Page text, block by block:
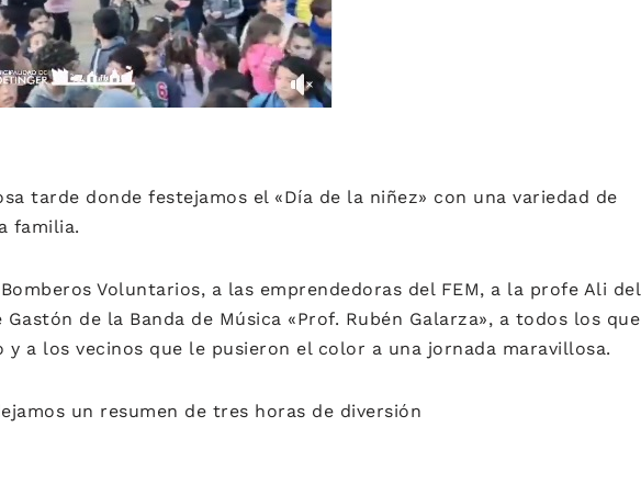
tarde donde festejamos el «Día de la niñez» con una variedad de
familia.
Voluntarios, a las emprendedoras del FEM, a la profe Ali del
de la Banda de Música «Prof. Rubén Galarza», a todos los que
y a los vecinos que le pusieron el color a una jornada maravillosa.
un resumen de tres horas de diversión